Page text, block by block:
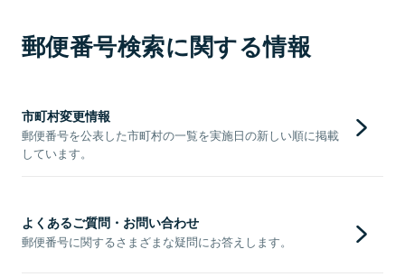
郵便番号検索に関する情報
市町村変更情報
郵便番号を公表した市町村の一覧を実施日の新しい順に掲載
しています。
よくあるご質問・お問い合わせ
郵便番号に関するさまざまな疑問にお答えします。